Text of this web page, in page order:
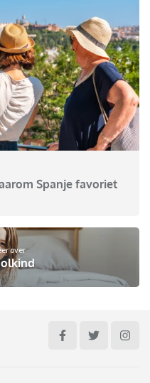
Spanje favoriet
over